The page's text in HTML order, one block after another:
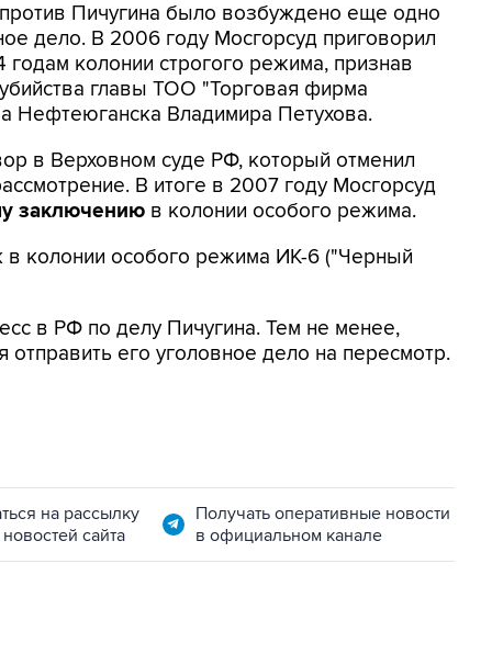
Пичугина было возбуждено еще одно
дело. В 2006 году Мосгорсуд приговорил
годам колонии строгого режима, признав
главы ТОО "Торговая фирма
Нефтеюганска Владимира Петухова.
в Верховном суде РФ, который отменил
В итоге в 2007 году Мосгорсуд
заключению в колонии особого режима.
колонии особого режима ИК-6 ("Черный
в РФ по делу Пичугина. Тем не менее,
отправить его уголовное дело на пересмотр.
на рассылку
сайта
Получать оперативные новости
в официальном канале